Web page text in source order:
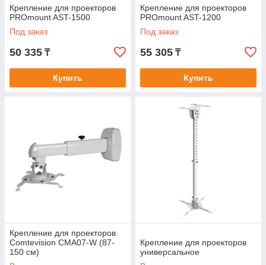
Крепление для проекторов
PROmount AST-1500
Под заказ
50 335 ₸
Купить
Крепление для проекторов
PROmount AST-1200
Под заказ
55 305 ₸
Купить
Крепление для проекторов
Comtevision CMA07-W (87-
150 см)
Крепление для проекторов
универсальное